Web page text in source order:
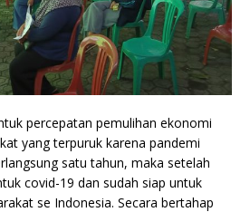
percepatan pemulihan ekonomi
yang terpuruk karena pandemi
satu tahun, maka setelah
covid-19 dan sudah siap untuk
se Indonesia. Secara bertahap